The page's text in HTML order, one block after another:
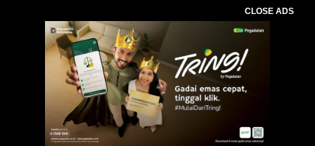
CLOSE ADS